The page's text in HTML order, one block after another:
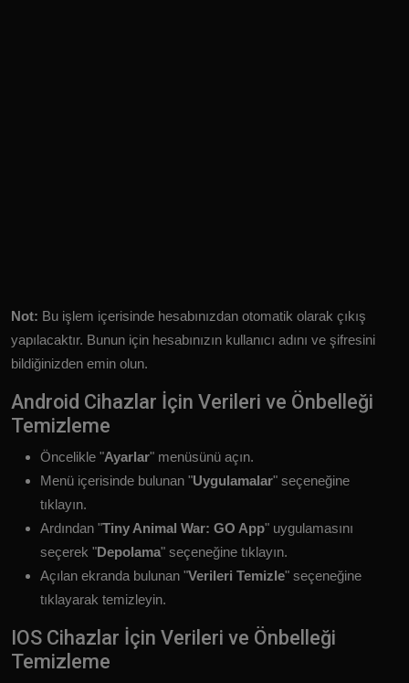
Not: Bu işlem içerisinde hesabınızdan otomatik olarak çıkış
yapılacaktır. Bunun için hesabınızın kullanıcı adını ve şifresini
bildiğinizden emin olun.
Android Cihazlar İçin Verileri ve Önbelleği
Temizleme
Öncelikle "Ayarlar" menüsünü açın.
Menü içerisinde bulunan "Uygulamalar" seçeneğine
tıklayın.
Ardından "Tiny Animal War: GO App" uygulamasını
seçerek "Depolama" seçeneğine tıklayın.
Açılan ekranda bulunan "Verileri Temizle" seçeneğine
tıklayarak temizleyin.
IOS Cihazlar İçin Verileri ve Önbelleği
Temizleme